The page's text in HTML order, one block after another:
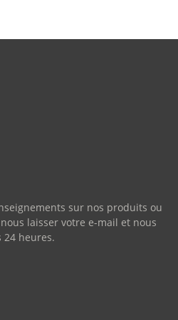
sur nos produits ou
laisser votre e-mail et nous
24 heures.